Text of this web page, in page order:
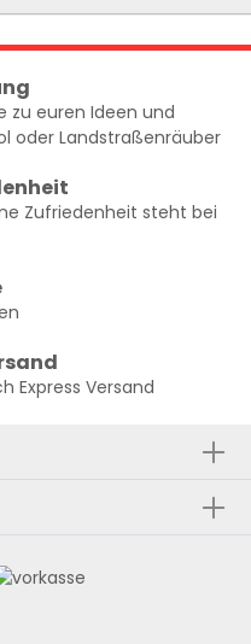
zu euren Ideen und
oder Landstraßenräuber
Zufriedenheit steht bei
Express Versand